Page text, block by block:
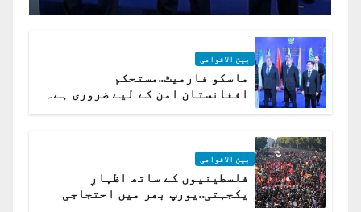
بین الاقوامی
ماسکو فارمیٹ..مستحکم
افغانستان امن کے لیے ضروری ہے۔
بین الاقوامی
فلسطینیوں کے ساتھ اظہارِ
یکجہتی..یورپ بھر میں احتجاجی